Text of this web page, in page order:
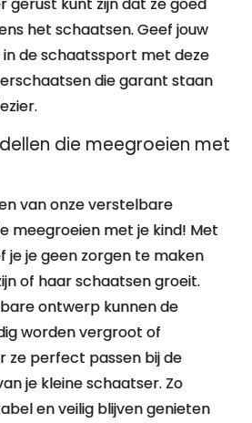
het schaatsen. Geef jouw
de schaatssport met deze
die garant staan
die meegroeien met
van onze verstelbare
meegroeien met je kind! Met
je je geen zorgen te maken
of haar schaatsen groeit.
ontwerp kunnen de
worden vergroot of
ze perfect passen bij de
je kleine schaatser. Zo
en veilig blijven genieten